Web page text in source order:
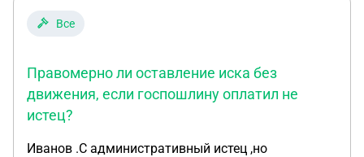
Все
Правомерно ли оставление иска без
движения, если госпошлину оплатил не
истец?
Иванов .С административный истец ,но